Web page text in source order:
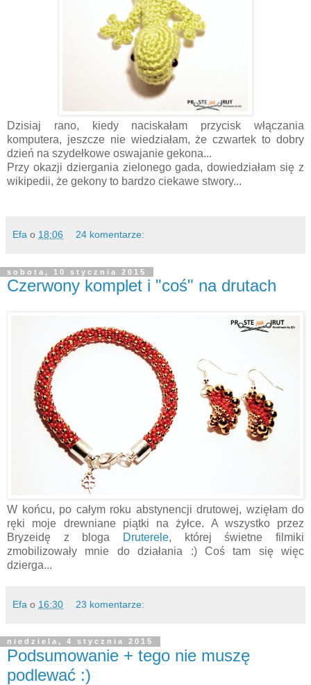
Dzisiaj rano, kiedy naciskałam przycisk włączania
komputera, jeszcze nie wiedziałam, że czwartek to dobry
dzień na szydełkowe oswajanie gekona...
Przy okazji dziergania zielonego gada, dowiedziałam się z
wikipedii, że gekony to bardzo ciekawe stwory...
Efa o 18:06 24 komentarze:
sobota, 10 stycznia 2015
Czerwony komplet i "coś" na drutach
W końcu, po całym roku abstynencji drutowej, wzięłam do
ręki moje drewniane piątki na żyłce. A wszystko przez
Bryzeidę z bloga
Druterele, której świetne filmiki
zmobilizowały mnie do działania :) Coś tam się więc
dzierga...
Efa o 16:30 23 komentarze:
niedziela, 4 stycznia 2015
Podsumowanie + tego nie muszę
podlewać :)